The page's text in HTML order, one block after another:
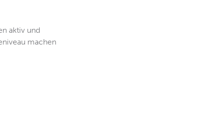
aktiv und
machen